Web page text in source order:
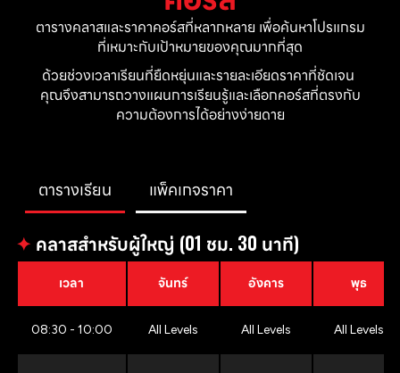
ตารางคลาสและราคาคอร์สที่หลากหลาย เพื่อค้นหาโปรแกรม
ที่เหมาะกับเป้าหมายของคุณมากที่สุด
ด้วยช่วงเวลาเรียนที่ยืดหยุ่นและรายละเอียดราคาที่ชัดเจน
คุณจึงสามารถวางแผนการเรียนรู้และเลือกคอร์สที่ตรงกับ
ความต้องการได้อย่างง่ายดาย
ตารางเรียน แพ็คเกจราคา
✦ คลาสสำหรับผู้ใหญ่ (01 ชม. 30 นาที)
เวลา จันทร์ อังคาร พุธ
08:30 - 10:00 All Levels All Levels All Levels